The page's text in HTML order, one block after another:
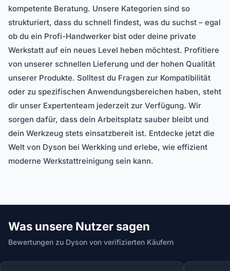
kompetente Beratung. Unsere Kategorien sind so
strukturiert, dass du schnell findest, was du suchst – egal
ob du ein Profi-Handwerker bist oder deine private
Werkstatt auf ein neues Level heben möchtest. Profitiere
von unserer schnellen Lieferung und der hohen Qualität
unserer Produkte. Solltest du Fragen zur Kompatibilität
oder zu spezifischen Anwendungsbereichen haben, steht
dir unser Expertenteam jederzeit zur Verfügung. Wir
sorgen dafür, dass dein Arbeitsplatz sauber bleibt und
dein Werkzeug stets einsatzbereit ist. Entdecke jetzt die
Welt von Dyson bei Werkking und erlebe, wie effizient
moderne Werkstattreinigung sein kann.
Was unsere Nutzer sagen
Bewertungen zu Dyson von verifizierten Käufern